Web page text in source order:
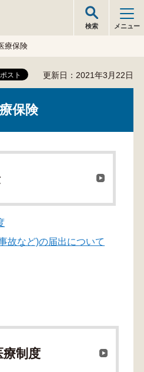
検索 メニュー
療保険
更新日：2021年3月22日
保険
故など)の届出について
療制度